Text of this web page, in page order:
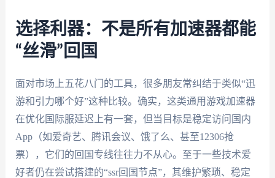
选择利器：不是所有加速器都能
“丝滑”回国
面对市场上五花八门的工具，很多朋友常纠结于类似“迅
游和引力哪个好”这种比较。确实，这类通用游戏加速器
在优化国际服延迟上有一套，但当目标是稳定访问国内
App（如爱奇艺、腾讯会议、饿了么、甚至12306抢
票），它们的回国专线往往力不从心。至于一些技术爱
好者仍在尝试搭建的“ssr回国节点”，其维护繁琐、稳定